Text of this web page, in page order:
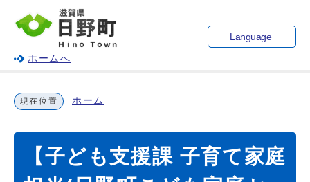
ホームへ
Language
現在位置 ホーム
【子ども支援課 子育て家庭